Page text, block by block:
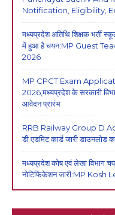
Notification, Eligibility,
मध्यप्रदेश अतिथि शिक्षक भर्ती
में हुआ है चयन:MP Guest
2026
MP CPCT Exam
2026,मध्यप्रदेश के सरकारी
आवेदन प्रारंभ
RRB Railway Group D
डी एडमिट कार्ड जारी डाउनलोड
मध्यप्रदेश कोष एवं लेखा विभाग
नोटिफिकेशन जारी:MP